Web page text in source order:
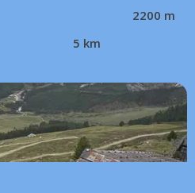
2200 m
5 km
19 km